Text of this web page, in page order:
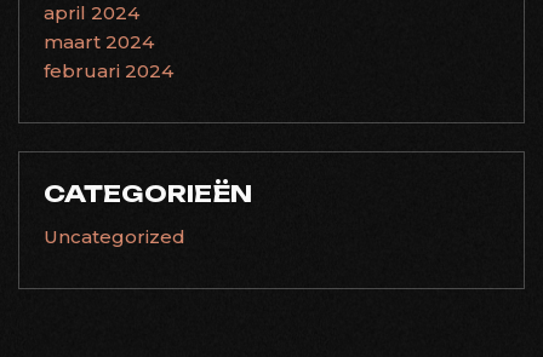
april 2024
maart 2024
februari 2024
CATEGORIEËN
Uncategorized